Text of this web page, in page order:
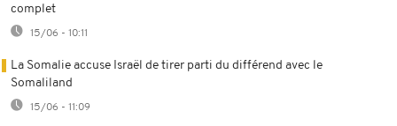
complet
15/06 - 10:11
La Somalie accuse Israël de tirer parti du différend avec le
Somaliland
15/06 - 11:09